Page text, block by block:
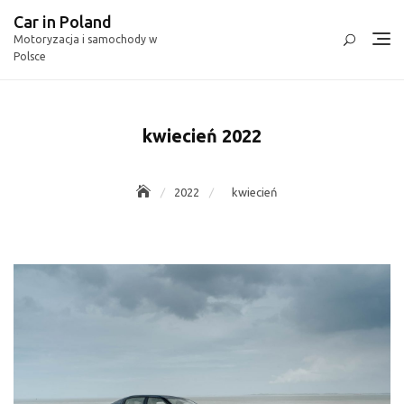
content
Car in Poland
Motoryzacja i samochody w
Polsce
kwiecień 2022
2022 kwiecień